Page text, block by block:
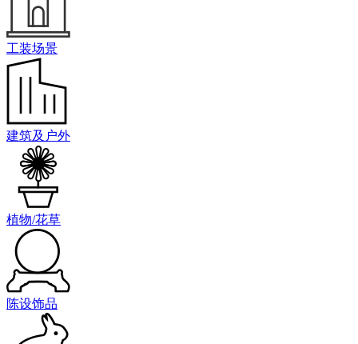
工装场景
建筑及户外
植物/花草
陈设饰品